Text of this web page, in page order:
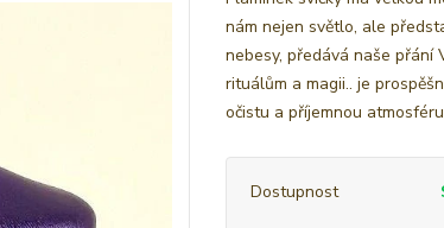
nám nejen světlo, ale
nebesy, předává naše přání
rituálům a magii.. je
očistu a příjemnou
Dostupnost